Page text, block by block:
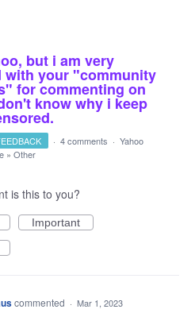
but i am very
with your "community
for commenting on
know why i keep
· 4 comments · Yahoo
» Other
is this to you?
Important
commented · Mar 1, 2023